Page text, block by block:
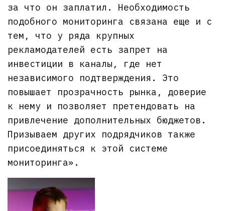
за что он заплатил. Необходимость
подобного мониторинга связана еще и с
тем, что у ряда крупных
рекламодателей есть запрет на
инвестиции в каналы, где нет
независимого подтверждения. Это
повышает прозрачность рынка, доверие
к нему и позволяет претендовать на
привлечение дополнительных бюджетов.
Призываем других подрядчиков также
присоединяться к этой системе
мониторинга».